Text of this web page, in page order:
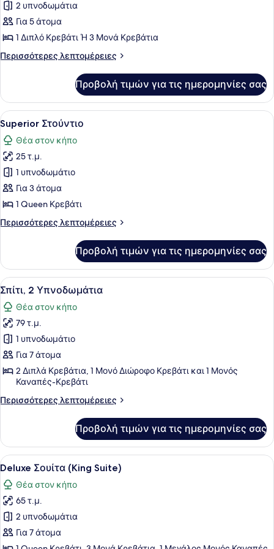
φωτογραφιών
για
Διαμέρισμα,
2
Υπνοδωμάτια
2 υπνοδωμάτια
Για 5 άτομα
1 Διπλό Κρεβάτι Ή 3 Μονά Κρεβάτια
Περισσότερες λεπτομέρειες
Περισσότερες
2
Υπνοδωμάτια
Προβολή τιμών για τις ημερομηνίες σας
Προβολή
όλων
των
φωτογραφιών
για
Superior
Στούντιο
Ένα δωμάτιο ξενοδοχείου με ένα
7
Superior Στούντιο
Θέα στον κήπο
25 τ.μ.
1 υπνοδωμάτιο
Για 3 άτομα
1 Queen Κρεβάτι
Περισσότερες λεπτομέρειες
Περισσότερες
Στούντιο
Προβολή τιμών για τις ημερομηνίες σας
Προβολή
όλων
των
φωτογραφιών
για
Σπίτι,
2
Υπνοδωμάτια
Ένας ευρύχωρος χώρος
7
Σπίτι, 2 Υπνοδωμάτια
Θέα στον κήπο
79 τ.μ.
1 υπνοδωμάτιο
Για 7 άτομα
2 Διπλά Κρεβάτια, 1 Μονό Διώροφο Κρεβάτι και 1 Μονός
Καναπές-Κρεβάτι
Περισσότερες λεπτομέρειες
Περισσότερες
2
Υπνοδωμάτια
Προβολή τιμών για τις ημερομηνίες σας
Προβολή
όλων
των
φωτογραφιών
για
Deluxe
Σουίτα
Ένα δωμάτιο ξενοδοχείου με δύο
11
Deluxe Σουίτα (King Suite)
Θέα στον κήπο
65 τ.μ.
2 υπνοδωμάτια
Για 7 άτομα